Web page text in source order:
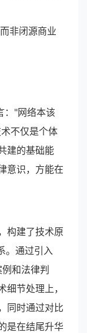
非闭源商业
："网络本该
不仅是个体
建的基础能
意识，方能在
构建了技术原
。通过引入
和法律判
节处理上，
同时通过对比
是在结尾升华